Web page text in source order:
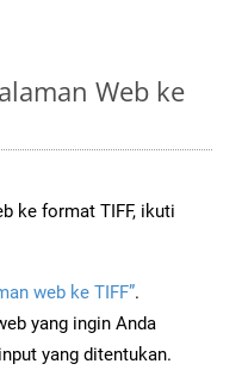
Web ke
ke format TIFF, ikuti
web ke TIFF”.
yang ingin Anda
yang ditentukan.